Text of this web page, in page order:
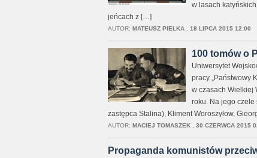
w lasach
jeńcach z […]
AUTOR: MATEUSZ PIELKA, 18 LIPCA 2015 12:00
100 tomów o
Uniwersytet
pracy „Państwowy
w czasach Wielkiej
roku. Na jego czele
zastępca Stalina), Kliment Woroszyłow,
AUTOR: MACIEJ TOMASZEK, 30 CZERWCA 2015
Propaganda komunistów